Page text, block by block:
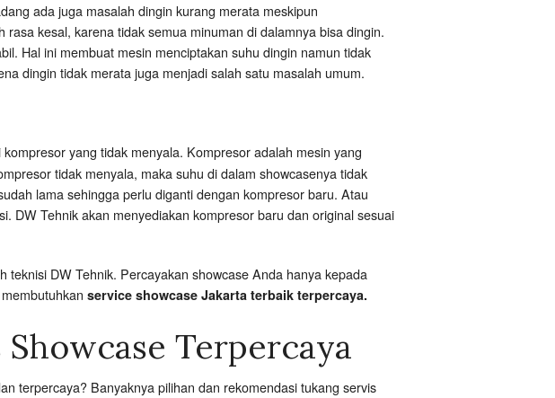
ada juga masalah dingin kurang merata meskipun
kesal, karena tidak semua minuman di dalamnya bisa dingin.
Hal ini membuat mesin menciptakan suhu dingin namun tidak
dingin tidak merata juga menjadi salah satu masalah umum.
yang tidak menyala. Kompresor adalah mesin yang
tidak menyala, maka suhu di dalam showcasenya tidak
lama sehingga perlu diganti dengan kompresor baru. Atau
DW Tehnik akan menyediakan kompresor baru dan original sesuai
DW Tehnik. Percayakan showcase Anda hanya kepada
service showcase Jakarta terbaik terpercaya.
Terpercaya
terpercaya? Banyaknya pilihan dan rekomendasi tukang servis